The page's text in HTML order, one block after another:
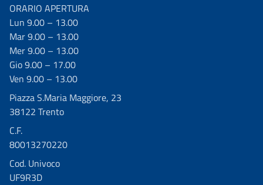
ORARIO APERTURA
Lun 9.00 – 13.00
Mar 9.00 – 13.00
Mer 9.00 – 13.00
Gio 9.00 – 17.00
Ven 9.00 – 13.00
Piazza S.Maria Maggiore, 23
38122 Trento
C.F.
80013270220
Cod. Univoco
UF9R3D